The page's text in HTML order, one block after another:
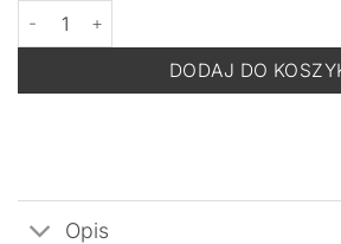
ilość MESOESTETIC Cosmelan 2 -
DODAJ DO
Opis